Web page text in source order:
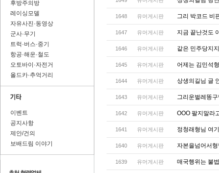
후방주의방
레이싱모델
자유사진·동영상
군사·무기
트럭·버스·중기
항공·해운·철도
오토바이·자전거
올드카·추억거리
이벤트
공지사항
제안/건의
보배드림 이야기
1648 유머게시판 그리 박코드 비
1647 유머게시판 지금 끝난것도
1646 유머게시판 같은 민주당지
1645 유머게시판 어제는 김민석
1644 유머게시판 상생의길님 글
1643 유머게시판 그리운벌레똥
1642 유머게시판 OOO 팔지말라
1641 유머게시판 정청래형님 여
1640 유머게시판 자본을넘어서
1639 유머게시판 매국행위는 불